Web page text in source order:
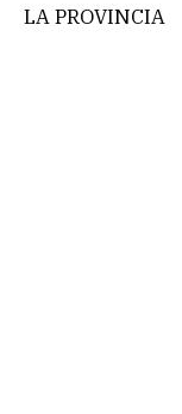
LA PROVINCIA